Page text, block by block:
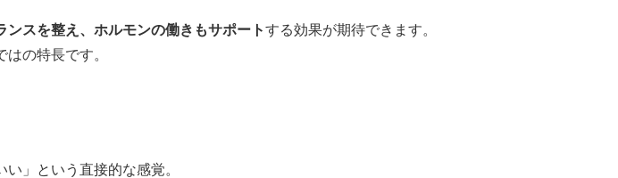
ンスを整え、ホルモンの働きもサポートする効果が期待できます。
の特長です。
」という直接的な感覚。